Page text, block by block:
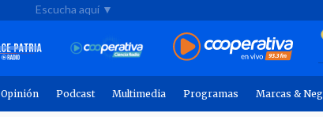
Escucha aquí ▼
Opinión Podcast Multimedia Programas Marcas &